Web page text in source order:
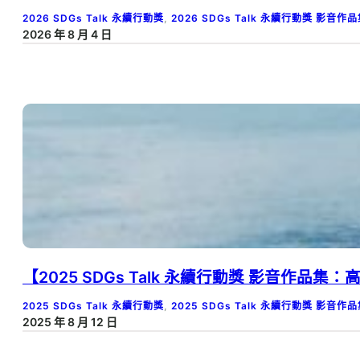
2026 SDGs Talk 永續行動獎 2026 SDGs Talk 永續行動獎 影音作品
2026 年 8 月 4 日
【2025 SDGs Talk 永續行動獎 影音作品集：
2025 SDGs Talk 永續行動獎 2025 SDGs Talk 永續行動獎 影音作品
2025 年 8 月 12 日